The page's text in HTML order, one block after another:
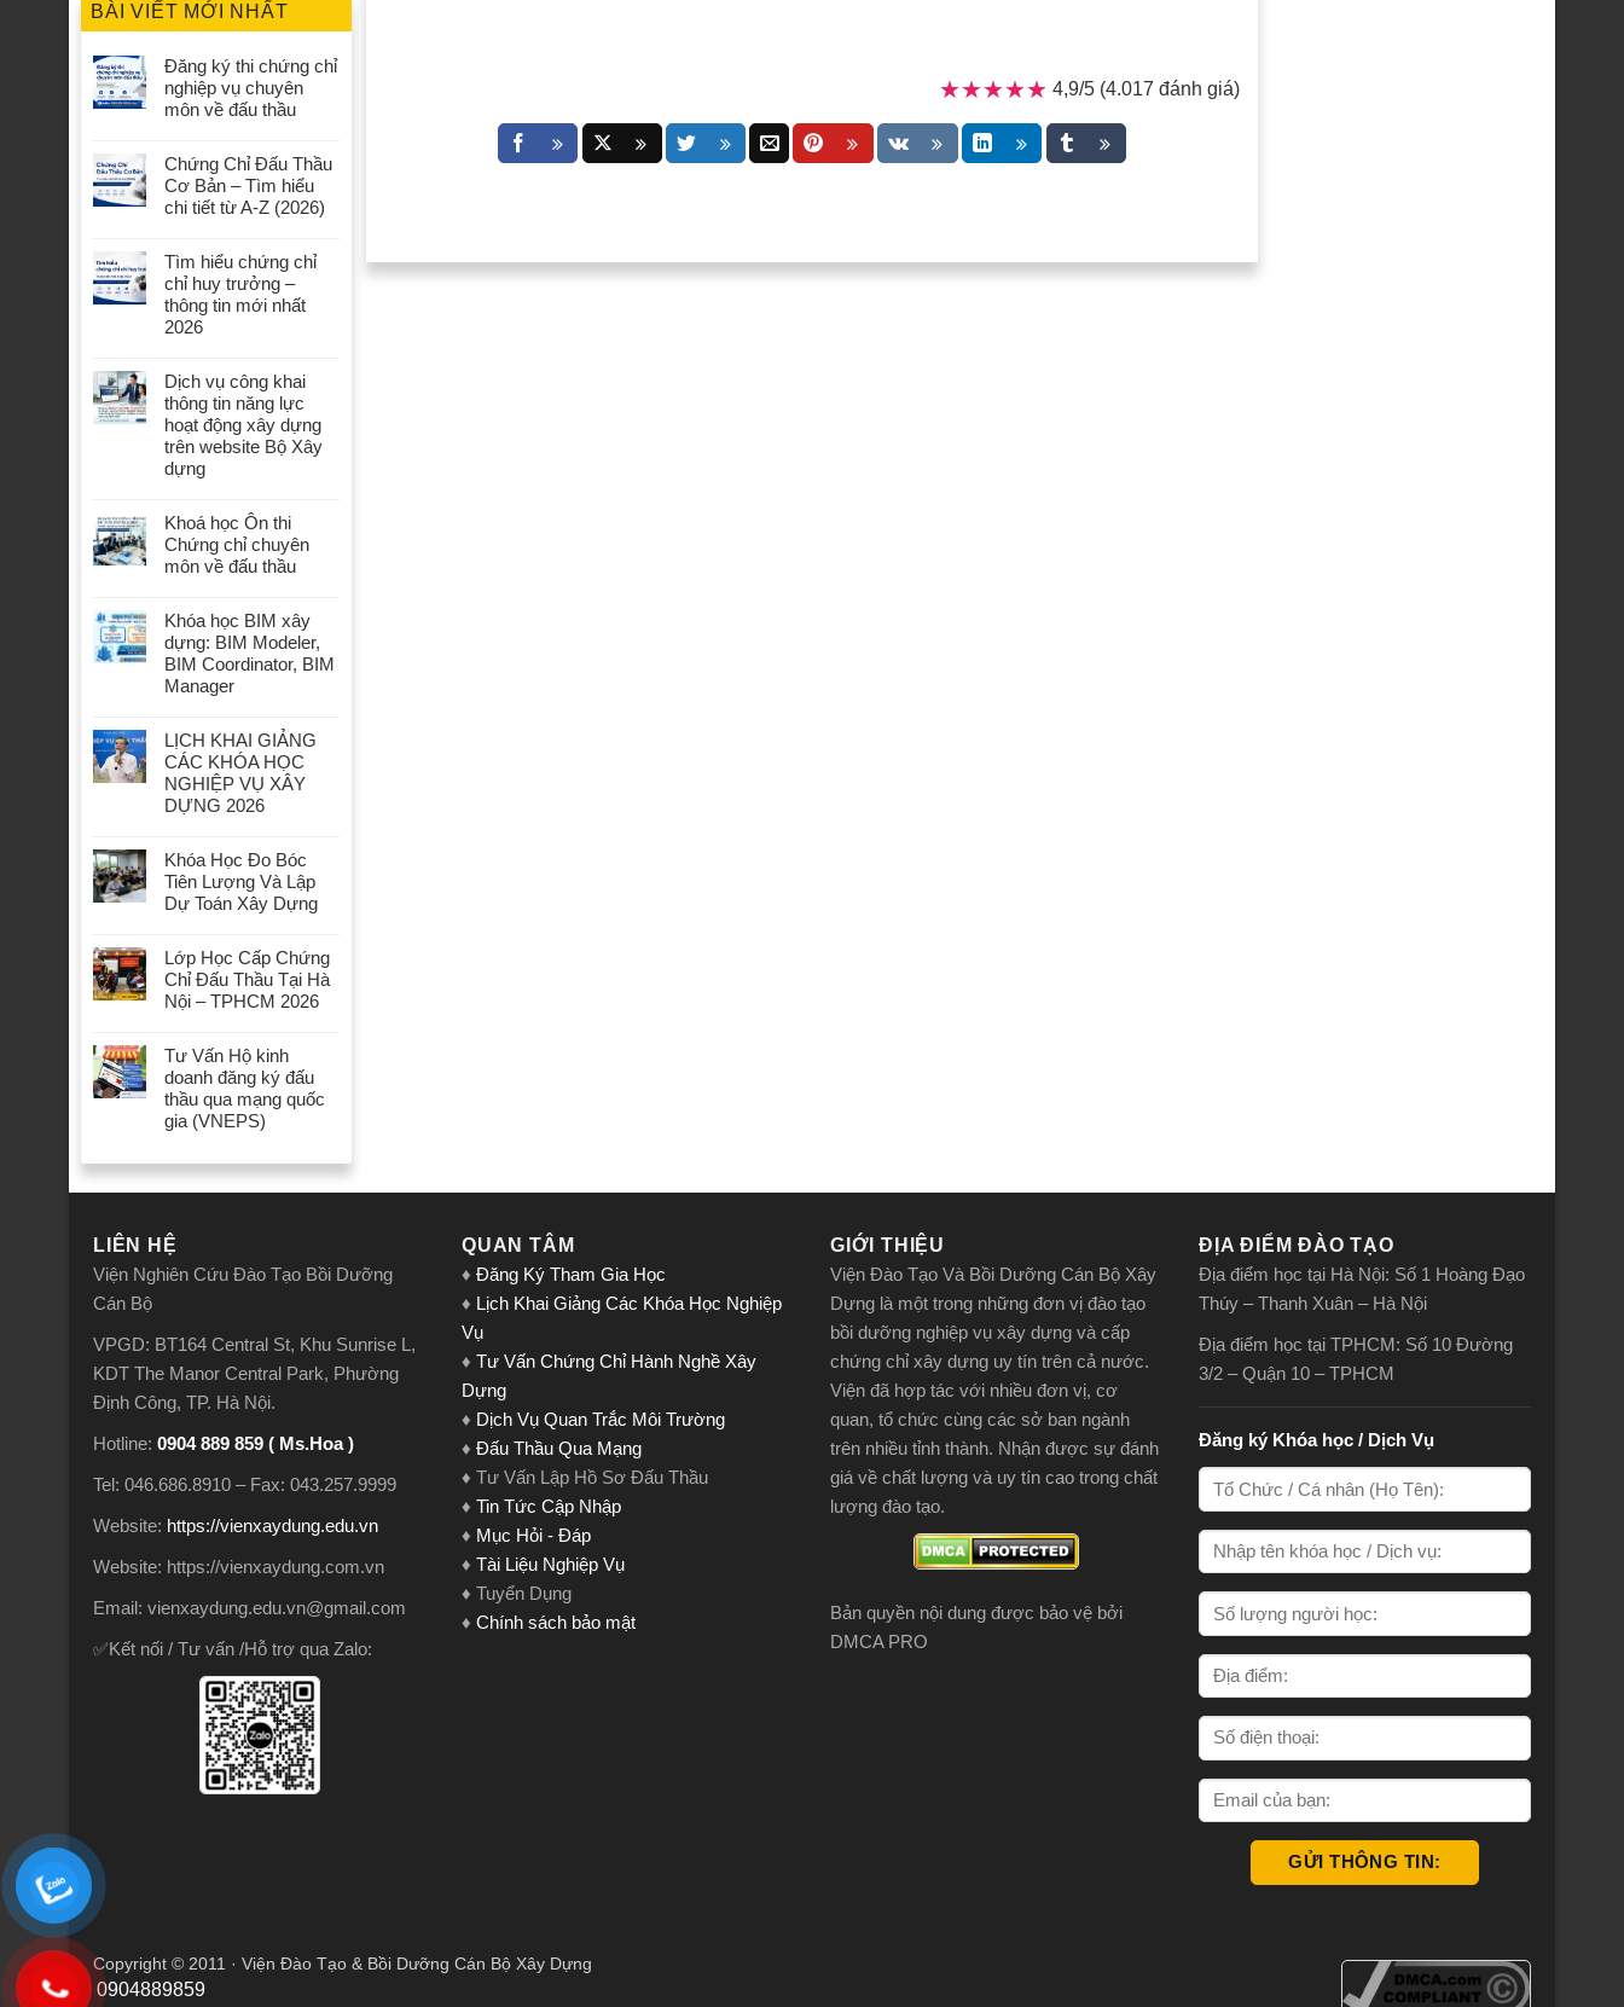
0904889859
BÀI VIẾT MỚI NHẤT
Đăng ký thi chứng chỉ
nghiệp vụ chuyên
môn về đấu thầu
Chứng Chỉ Đấu Thầu
Cơ Bản – Tìm hiểu
chi tiết từ A-Z (2026)
Tìm hiểu chứng chỉ
chỉ huy trưởng –
thông tin mới nhất
2026
Dịch vụ công khai
thông tin năng lực
hoạt động xây dựng
trên website Bộ Xây
dựng
Khoá học Ôn thi
Chứng chỉ chuyên
môn về đấu thầu
Khóa học BIM xây
dựng: BIM Modeler,
BIM Coordinator, BIM
Manager
LỊCH KHAI GIẢNG
CÁC KHÓA HỌC
NGHIỆP VỤ XÂY
DỰNG 2026
Khóa Học Đo Bóc
Tiên Lượng Và Lập
Dự Toán Xây Dựng
Lớp Học Cấp Chứng
Chỉ Đấu Thầu Tại Hà
Nội – TPHCM 2026
Tư Vấn Hộ kinh
doanh đăng ký đấu
thầu qua mạng quốc
gia (VNEPS)
★★★★★
★★★★★ 4,9/5 (4.017 đánh giá)
LIÊN HỆ
Viện Nghiên Cứu Đào Tạo Bồi Dưỡng
Cán Bộ
VPGD: BT164 Central St, Khu Sunrise L,
KDT The Manor Central Park, Phường
Định Công, TP. Hà Nội.
Hotline: 0904 889 859 ( Ms.Hoa )
Tel: 046.686.8910 – Fax: 043.257.9999
Website: https://vienxaydung.edu.vn
Website: https://vienxaydung.com.vn
Email: vienxaydung.edu.vn@gmail.com
✅Kết nối / Tư vấn /Hỗ trợ qua Zalo:
QUAN TÂM
♦ Đăng Ký Tham Gia Học
♦ Lịch Khai Giảng Các Khóa Học Nghiệp
Vụ
♦ Tư Vấn Chứng Chỉ Hành Nghề Xây
Dựng
♦ Dịch Vụ Quan Trắc Môi Trường
♦ Đấu Thầu Qua Mạng
♦ Tư Vấn Lập Hồ Sơ Đấu Thầu
♦ Tin Tức Cập Nhập
♦ Mục Hỏi - Đáp
♦ Tài Liệu Nghiệp Vụ
♦ Tuyển Dụng
♦ Chính sách bảo mật
GIỚI THIỆU
Viện Đào Tạo Và Bồi Dưỡng Cán Bộ Xây
Dựng là một trong những đơn vị đào tạo
bồi dưỡng nghiệp vụ xây dựng và cấp
chứng chỉ xây dựng uy tín trên cả nước.
Viện đã hợp tác với nhiều đơn vị, cơ
quan, tổ chức cùng các sở ban ngành
trên nhiều tỉnh thành. Nhận được sự đánh
giá về chất lượng và uy tín cao trong chất
lượng đào tạo.
Bản quyền nội dung được bảo vệ bởi
DMCA PRO
ĐỊA ĐIỂM ĐÀO TẠO
Địa điểm học tại Hà Nội: Số 1 Hoàng Đạo
Thúy – Thanh Xuân – Hà Nội
Địa điểm học tại TPHCM: Số 10 Đường
3/2 – Quận 10 – TPHCM
Đăng ký Khóa học / Dịch Vụ
Copyright © 2011 · Viện Đào Tạo & Bồi Dưỡng Cán Bộ Xây Dựng